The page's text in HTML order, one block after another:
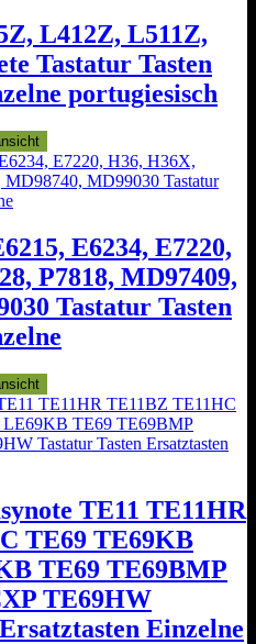
L412Z, L511Z,
Tastatur Tasten
portugiesisch
E6234, E7220,
P7818, MD97409,
Tastatur Tasten
TE11 TE11HR
TE69 TE69KB
TE69 TE69BMP
TE69HW
Einzelne